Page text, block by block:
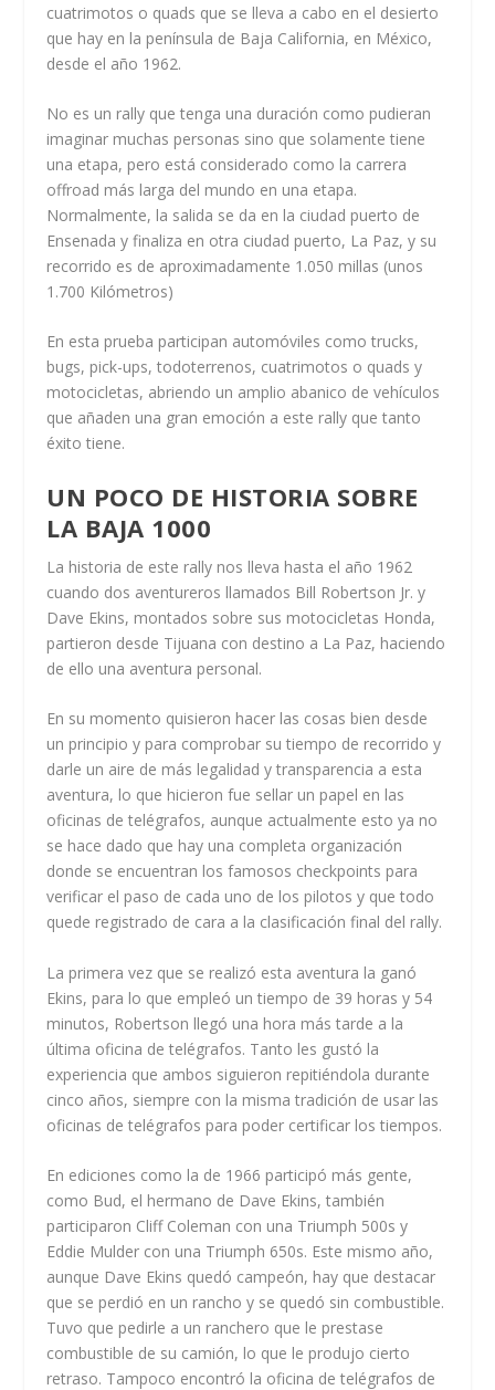
cuatrimotos o quads que se lleva a cabo en el desierto
que hay en la península de Baja California, en México,
desde el año 1962.
No es un rally que tenga una duración como pudieran
imaginar muchas personas sino que solamente tiene
una etapa, pero está considerado como la carrera
offroad más larga del mundo en una etapa.
Normalmente, la salida se da en la ciudad puerto de
Ensenada y finaliza en otra ciudad puerto, La Paz, y su
recorrido es de aproximadamente 1.050 millas (unos
1.700 Kilómetros)
En esta prueba participan automóviles como trucks,
bugs, pick-ups, todoterrenos, cuatrimotos o quads y
motocicletas, abriendo un amplio abanico de vehículos
que añaden una gran emoción a este rally que tanto
éxito tiene.
UN POCO DE HISTORIA SOBRE
LA BAJA 1000
La historia de este rally nos lleva hasta el año 1962
cuando dos aventureros llamados Bill Robertson Jr. y
Dave Ekins, montados sobre sus motocicletas Honda,
partieron desde Tijuana con destino a La Paz, haciendo
de ello una aventura personal.
En su momento quisieron hacer las cosas bien desde
un principio y para comprobar su tiempo de recorrido y
darle un aire de más legalidad y transparencia a esta
aventura, lo que hicieron fue sellar un papel en las
oficinas de telégrafos, aunque actualmente esto ya no
se hace dado que hay una completa organización
donde se encuentran los famosos checkpoints para
verificar el paso de cada uno de los pilotos y que todo
quede registrado de cara a la clasificación final del rally.
La primera vez que se realizó esta aventura la ganó
Ekins, para lo que empleó un tiempo de 39 horas y 54
minutos, Robertson llegó una hora más tarde a la
última oficina de telégrafos. Tanto les gustó la
experiencia que ambos siguieron repitiéndola durante
cinco años, siempre con la misma tradición de usar las
oficinas de telégrafos para poder certificar los tiempos.
En ediciones como la de 1966 participó más gente,
como Bud, el hermano de Dave Ekins, también
participaron Cliff Coleman con una Triumph 500s y
Eddie Mulder con una Triumph 650s. Este mismo año,
aunque Dave Ekins quedó campeón, hay que destacar
que se perdió en un rancho y se quedó sin combustible.
Tuvo que pedirle a un ranchero que le prestase
combustible de su camión, lo que le produjo cierto
retraso. Tampoco encontró la oficina de telégrafos de